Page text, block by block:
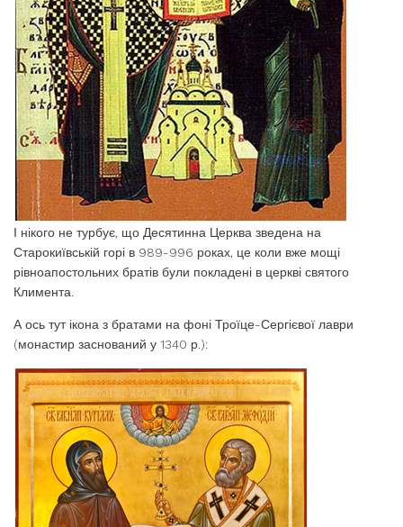
І нікого не турбує, що Десятинна Церква зведена на
Старокиївській горі в 989-996 роках, це коли вже мощі
рівноапостольних братів були покладені в церкві святого
Климента.
А ось тут ікона з братами на фоні Троїце-Сергієвої лаври
(монастир заснований у 1340 р.):